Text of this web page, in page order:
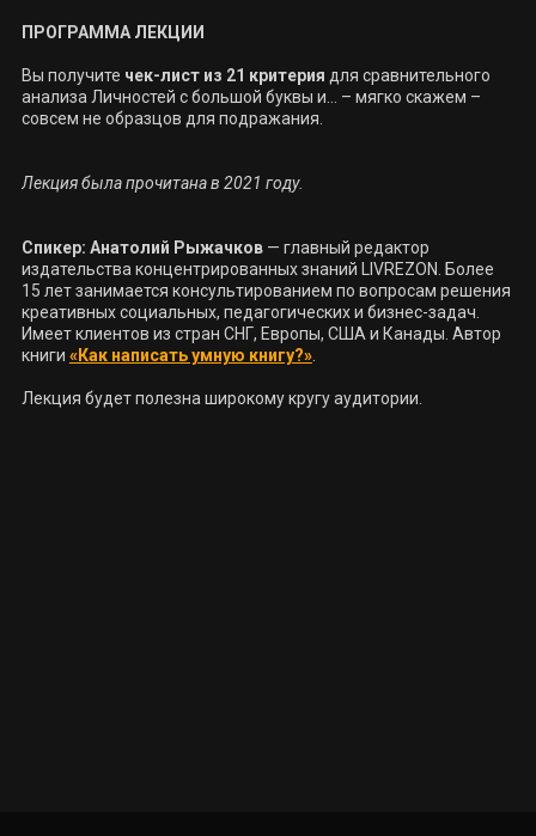
ПРОГРАММА ЛЕКЦИИ
Вы получите чек-лист из 21 критерия для сравнительного
анализа Личностей с большой буквы и… – мягко скажем –
совсем не образцов для подражания.
Лекция была прочитана в 2021 году.
Спикер: Анатолий Рыжачков — главный редактор
издательства концентрированных знаний LIVREZON. Более
15 лет занимается консультированием по вопросам решения
креативных социальных, педагогических и бизнес-задач.
Имеет клиентов из стран СНГ, Европы, США и Канады. Автор
книги «Как написать умную книгу?».
Лекция будет полезна широкому кругу аудитории.